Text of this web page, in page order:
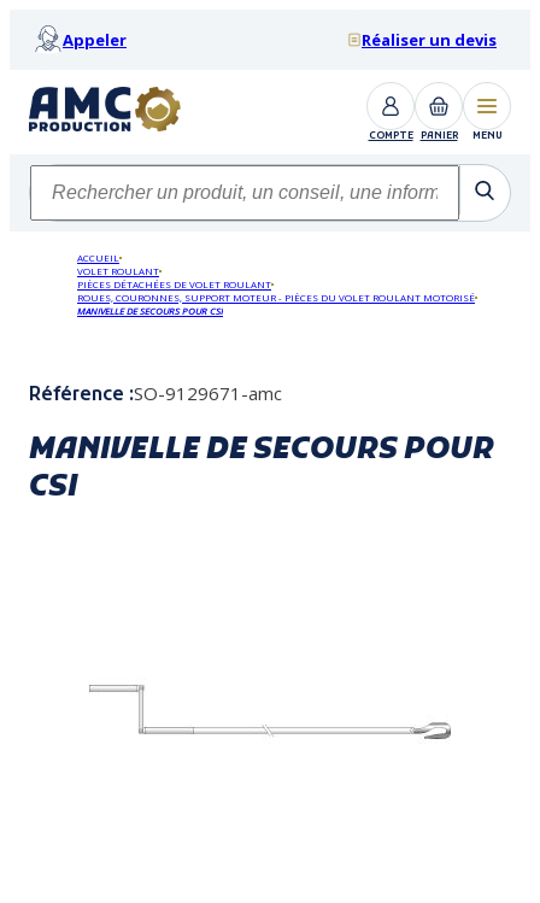
Appeler Réaliser un devis
COMPTE PANIER MENU
ACCUEIL
VOLET ROULANT
PIÈCES DÉTACHÉES DE VOLET ROULANT
ROUES, COURONNES, SUPPORT MOTEUR - PIÈCES DU VOLET ROULANT MOTORISÉ
MANIVELLE DE SECOURS POUR CSI
Référence :SO-9129671-amc
MANIVELLE DE SECOURS POUR
CSI